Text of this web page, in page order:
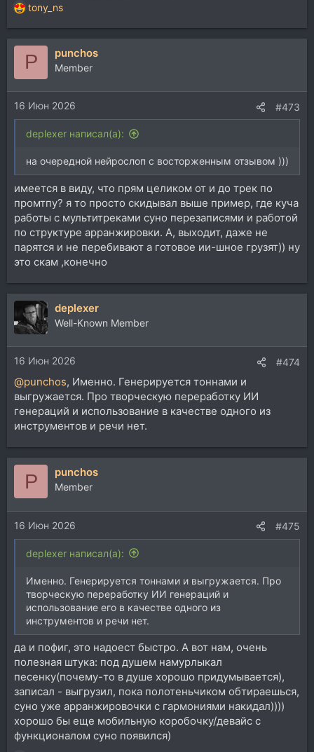
Р
е
а
и
и
:
tony_ns
P punchos
Member
16 Июн 2026 #473
deplexer написал(а):
на очередной нейрослоп с восторженным отзывом )))
имеется в виду, что прям целиком от и до трек по
промтпу? я то просто скидывал выше пример, где куча
работы с мультитреками суно перезаписями и работой
по структуре арранжировки. А, выходит, даже не
парятся и не перебивают а готовое ии-шное грузят)) ну
это скам ,конечно
deplexer
Well-Known Member
16 Июн 2026 #474
@punchos, Именно. Генерируется тоннами и
выгружается. Про творческую переработку ИИ
генераций и использование в качестве одного из
инструментов и речи нет.
P punchos
Member
16 Июн 2026 #475
deplexer написал(а):
Именно. Генерируется тоннами и выгружается. Про
творческую переработку ИИ генераций и
использование его в качестве одного из
инструментов и речи нет.
да и пофиг, это надоест быстро. А вот нам, очень
полезная штука: под душем намурлыкал
песенку(почему-то в душе хорошо придумывается),
записал - выгрузил, пока полотеньчиком обтираешься,
суно уже арранжировочки с гармониями накидал))))
хорошо бы еще мобильную коробочку/девайс с
функционалом суно появился)